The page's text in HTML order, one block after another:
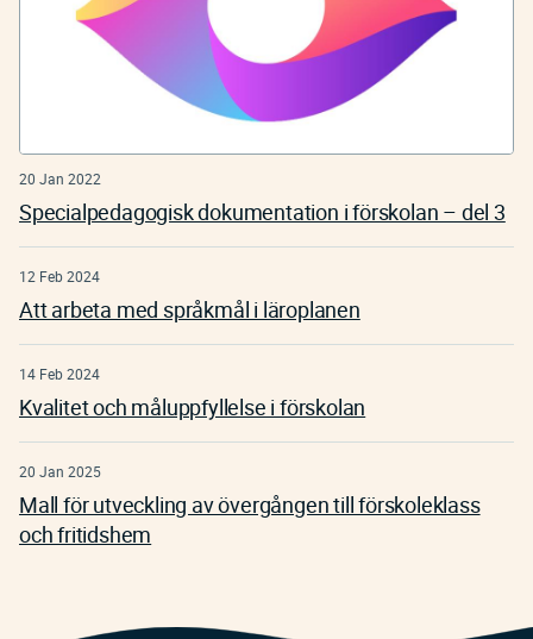
20 Jan 2022
Specialpedagogisk dokumentation i förskolan – del 3
12 Feb 2024
Att arbeta med språkmål i läroplanen
14 Feb 2024
Kvalitet och måluppfyllelse i förskolan
20 Jan 2025
Mall för utveckling av övergången till förskoleklass
och fritidshem